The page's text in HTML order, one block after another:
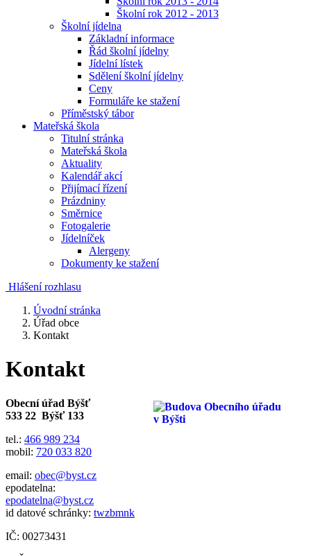
Školní rok 2012 - 2013
Školní jídelna
Základní informace
Řád školní jídelny
Jídelní lístek
Sdělení školní jídelny
Ceny
Formuláře ke stažení
Příměstský tábor
Mateřská škola
Titulní stránka
Mateřská škola
Aktuality
Kalendář akcí
Přijímací řízení
Prázdniny
Směrnice
Fotogalerie
Jídelníček
Alergeny
Dokumenty ke stažení
Hlášení rozhlasu
Úvodní stránka
Úřad obce
Kontakt
Kontakt
Obecní úřad Býšť
533 22 Býšť 133
tel.: 466 989 234
mobil: 720 033 820
email: obec@byst.cz
epodatelna:
epodatelna@bys­t.cz
id datové schránky: twzbmnk
IČ: 00273431